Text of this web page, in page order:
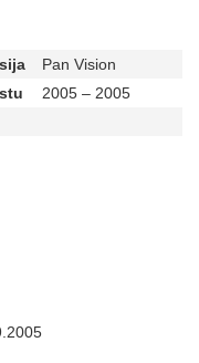
Pan Vision
2005 – 2005